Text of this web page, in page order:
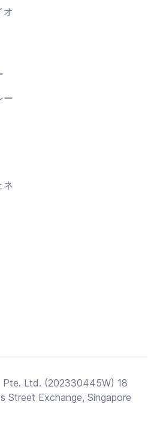
オ
ー
ネ
Ltd. (202330445W) 18
Street Exchange, Singapore